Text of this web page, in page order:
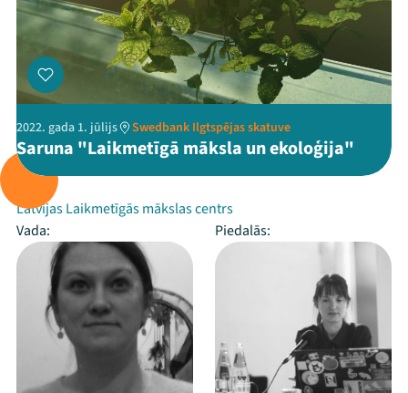
2022. gada 1. jūlijs Swedbank Ilgtspējas skatuve
Saruna "Laikmetīgā māksla un ekoloģija"
Latvijas Laikmetīgās mākslas centrs
Vada:
Piedalās: